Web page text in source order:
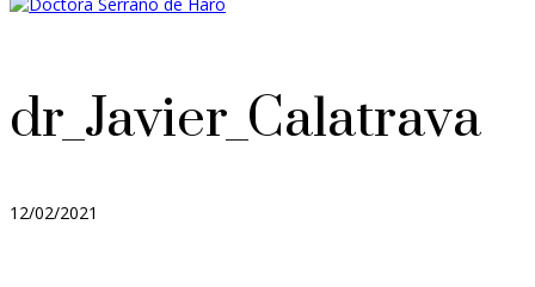
dr_Javier_Calatrava
12/02/2021